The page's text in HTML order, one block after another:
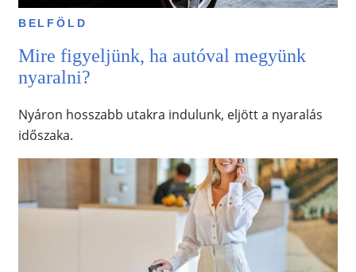
BELFÖLD
Mire figyeljünk, ha autóval megyünk
nyaralni?
Nyáron hosszabb utakra indulunk, eljött a nyaralás
időszaka.